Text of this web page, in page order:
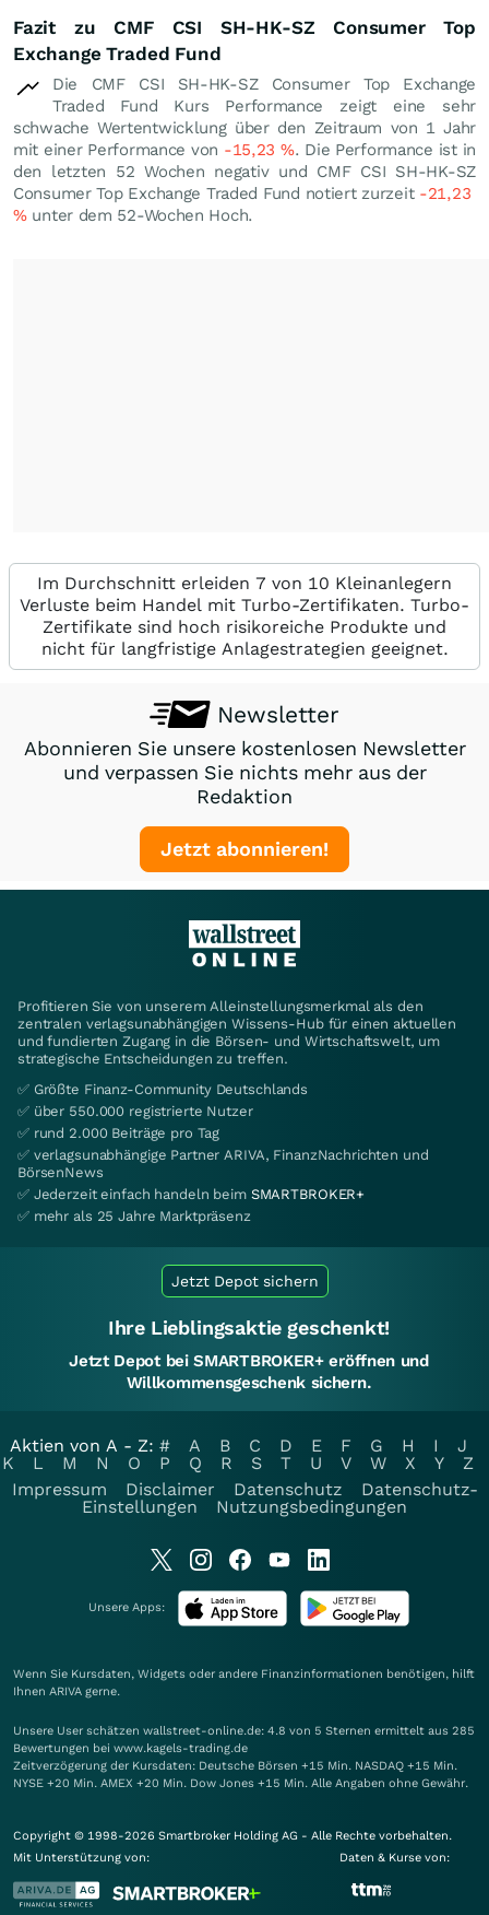
Fazit zu CMF CSI SH-HK-SZ Consumer Top
Exchange Traded Fund
Die CMF CSI SH-HK-SZ Consumer Top Exchange
Traded Fund Kurs Performance zeigt eine sehr
schwache Wertentwicklung über den Zeitraum von 1 Jahr
mit einer Performance von -15,23 %. Die Performance ist in
den letzten 52 Wochen negativ und CMF CSI SH-HK-SZ
Consumer Top Exchange Traded Fund notiert zurzeit -21,23
%unter dem 52-Wochen Hoch.
Im Durchschnitt erleiden 7 von 10 Kleinanlegern
Verluste beim Handel mit Turbo-Zertifikaten. Turbo-
Zertifikate sind hoch risikoreiche Produkte und
nicht für langfristige Anlagestrategien geeignet.
Newsletter
Abonnieren Sie unsere kostenlosen Newsletter
und verpassen Sie nichts mehr aus der
Redaktion
Jetzt abonnieren!
Profitieren Sie von unserem Alleinstellungsmerkmal als den
zentralen verlagsunabhängigen Wissens-Hub für einen aktuellen
und fundierten Zugang in die Börsen- und Wirtschaftswelt, um
strategische Entscheidungen zu treffen.
✅ Größte Finanz-Community Deutschlands
✅ über 550.000 registrierte Nutzer
✅ rund 2.000 Beiträge pro Tag
✅ verlagsunabhängige Partner ARIVA, FinanzNachrichten und
BörsenNews
✅ Jederzeit einfach handeln beim SMARTBROKER+
✅ mehr als 25 Jahre Marktpräsenz
Jetzt Depot sichern
Ihre Lieblingsaktie geschenkt!
Jetzt Depot bei SMARTBROKER+ eröffnen und
Willkommensgeschenk sichern.
Aktien von A - Z: # A B C D E F G H I
J
K
L M N O P Q R S T U V W X Y
Z
Impressum
Disclaimer Datenschutz
Datenschutz-
Einstellungen
Nutzungsbedingungen
Unsere Apps:
Wenn Sie Kursdaten, Widgets oder andere Finanzinformationen benötigen, hilft
Ihnen ARIVA gerne.
Unsere User schätzen wallstreet-online.de: 4.8 von 5 Sternen ermittelt aus 285
Bewertungen bei www.kagels-trading.de
Zeitverzögerung der Kursdaten: Deutsche Börsen +15 Min. NASDAQ +15 Min.
NYSE +20 Min. AMEX +20 Min. Dow Jones +15 Min. Alle Angaben ohne Gewähr.
Copyright © 1998-2026 Smartbroker Holding AG - Alle Rechte vorbehalten.
Mit Unterstützung von:
Daten & Kurse von: